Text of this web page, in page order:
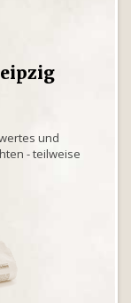
und
- teilweise